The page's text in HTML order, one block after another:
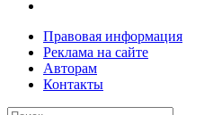
Правовая информация
Реклама на сайте
Авторам
Контакты